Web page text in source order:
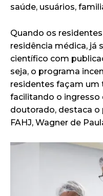
saúde, usuários,
Quando os
residência médica, já
científico com
seja, o programa
residentes façam um
facilitando o
doutorado, destaca
FAHJ, Wagner de